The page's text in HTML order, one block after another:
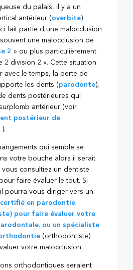
du palais, il y a un
antérieur (overbite)
fait partie d,une malocclusion
une malocclusion de
2 » ou plus particulièrement
2 division 2 ». Cette situation
avec le temps, la perte de
les dents (parodonte),
dents postérieures qui
antérieur (voir
postérieur de
).
qui semble se
votre bouche alors il serait
consultiez un dentiste
faire évaluer le tout. Si
pourra vous diriger vers un
en parodontie
pour faire évaluer votre
ou un spécialiste
(orthodontiste)
votre malocclusion.
orthodontiques seraient